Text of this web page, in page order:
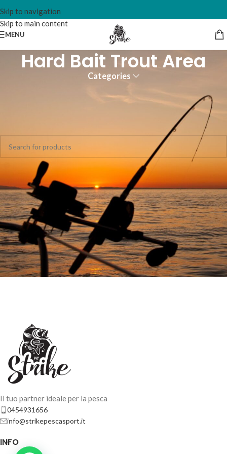
Skip to navigation
Skip to main content
MENU
Hard Bait Trout Area
Categories
Non è stato trovato nessun prodotto che corrisponde alla tua
Il tuo partner ideale per la pesca
0454931656
info@strikepescasport.it
INFO